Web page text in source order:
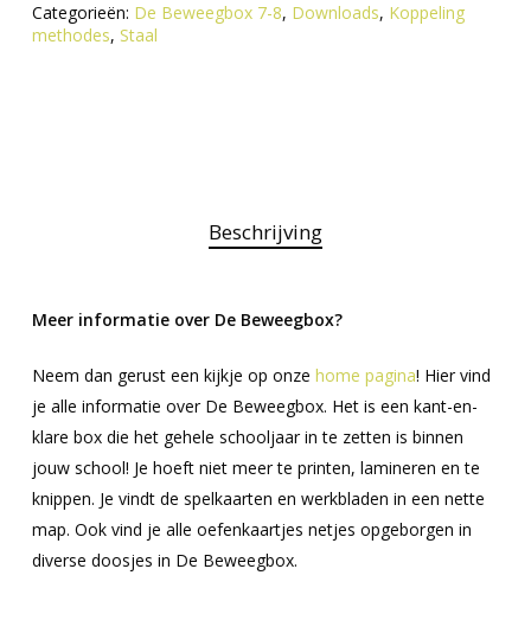
Categorieën: De Beweegbox 7-8, Downloads, Koppeling
methodes, Staal
Beschrijving
Meer informatie over De Beweegbox?
Neem dan gerust een kijkje op onze home pagina! Hier vind
je alle informatie over De Beweegbox. Het is een kant-en-
klare box die het gehele schooljaar in te zetten is binnen
jouw school! Je hoeft niet meer te printen, lamineren en te
knippen. Je vindt de spelkaarten en werkbladen in een nette
map. Ook vind je alle oefenkaartjes netjes opgeborgen in
diverse doosjes in De Beweegbox.